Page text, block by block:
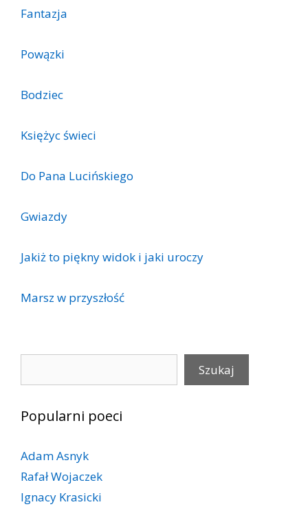
Fantazja
Powązki
Bodziec
Księżyc świeci
Do Pana Lucińskiego
Gwiazdy
Jakiż to piękny widok i jaki uroczy
Marsz w przyszłość
Szukaj
Popularni poeci
Adam Asnyk
Rafał Wojaczek
Ignacy Krasicki